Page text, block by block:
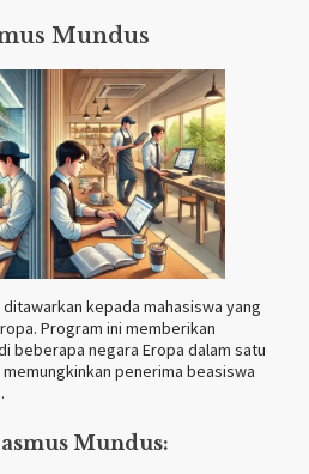
Mundus
kepada mahasiswa yang
Program ini memberikan
beberapa negara Eropa dalam satu
penerima beasiswa
Mundus: